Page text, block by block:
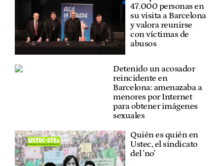
47.000 personas en
su visita a Barcelona
y valora reunirse
con víctimas de
abusos
Detenido un acosador
reincidente en
Barcelona: amenazaba a
menores por Internet
para obtener imágenes
sexuales
Quién es quién en
Ustec, el sindicato
del 'no'